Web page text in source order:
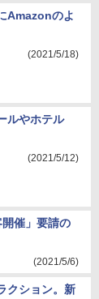
Amazonのよ
(2021/5/18)
ルやホテル
(2021/5/12)
催」要請の
(2021/5/6)
クション。新